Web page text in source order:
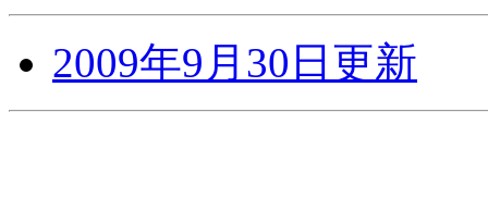
2009年9月30日更新